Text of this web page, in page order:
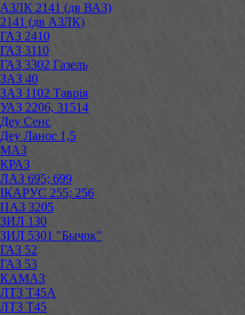
АЗЛК 2141 (дв ВАЗ)
2141 (дв АЗЛК)
ГАЗ 2410
ГАЗ 3110
ГАЗ 3302 Газель
ЗАЗ 40
ЗАЗ 1102 Таврія
УАЗ 2206, 31514
Деу Сенс
Деу Ланос 1,5
МАЗ
КРАЗ
ЛАЗ 695; 699
ІКАРУС 255; 256
ПАЗ 3205
ЗИЛ 130
ЗИЛ 5301 "Бычок"
ГАЗ 52
ГАЗ 53
КАМАЗ
ЛТЗ Т45А
ЛТЗ Т45